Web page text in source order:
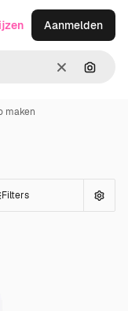
Wissen
Aanmelden
maken
Filters